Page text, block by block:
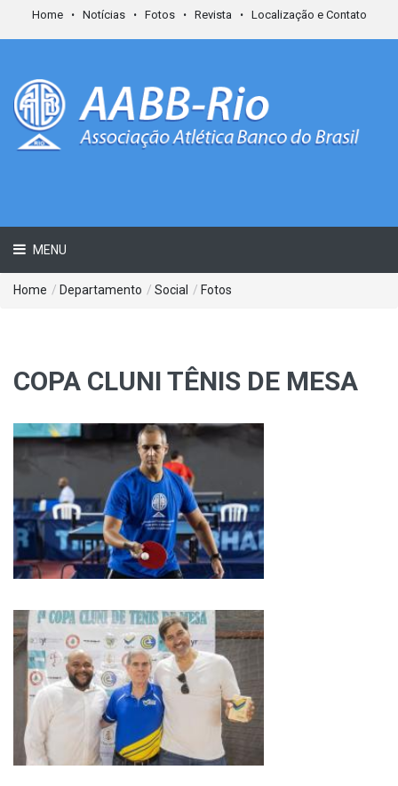
Home Notícias Fotos Revista Localização e Contato
MENU
Home / Departamento / Social / Fotos
COPA CLUNI TÊNIS DE MESA